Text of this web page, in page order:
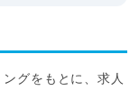
グをもとに、求人